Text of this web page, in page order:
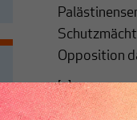
Opposition
[...]